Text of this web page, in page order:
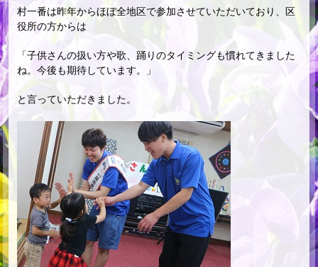
村一番は昨年からほぼ全地区で参加させていただいており、区
役所の方からは
「子供さんの扱い方や歌、踊りのタイミングも慣れてきました
ね。今後も期待しています。」
と言っていただきました。